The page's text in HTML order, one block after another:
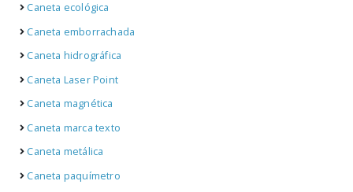
Caneta ecológica
Caneta emborrachada
Caneta hidrográfica
Caneta Laser Point
Caneta magnética
Caneta marca texto
Caneta metálica
Caneta paquímetro